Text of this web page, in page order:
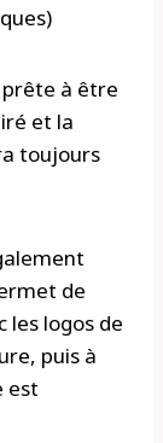
prête à être
et la
toujours
de
les logos de
puis à
est